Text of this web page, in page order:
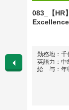
083_【HR
勤務地：千
英語力：中
給 与：年